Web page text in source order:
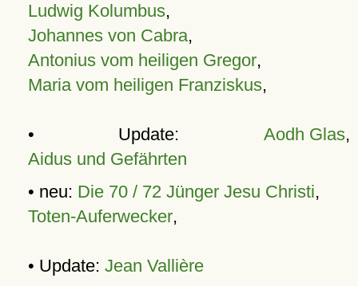
Ludwig Kolumbus,
Johannes von Cabra,
Antonius vom heiligen Gregor,
Maria vom heiligen Franziskus,
• Update: Aodh Glas,
Aidus und Gefährten
• neu: Die 70 / 72 Jünger Jesu Christi,
Toten-Auferwecker,
• Update: Jean Vallière